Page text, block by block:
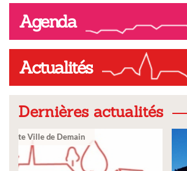
Agenda
Actualités
Dernières actualités